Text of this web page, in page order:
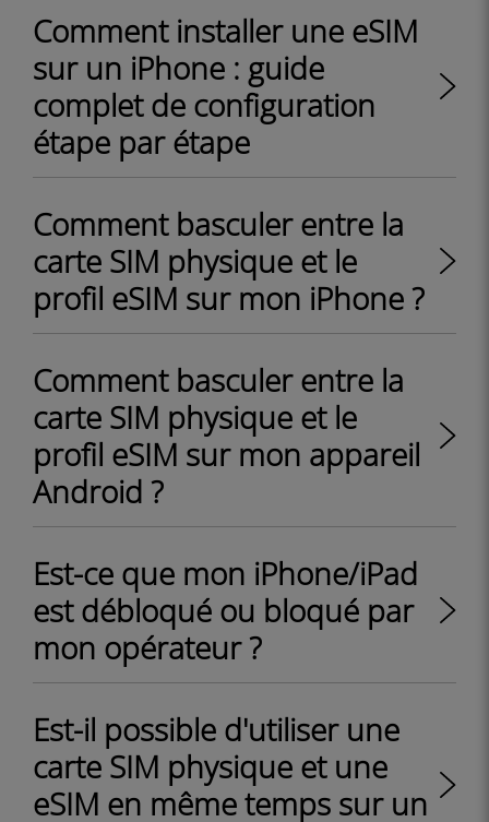
Comment installer une eSIM
sur un iPhone : guide
complet de configuration
étape par étape
Comment basculer entre la
carte SIM physique et le
profil eSIM sur mon iPhone ?
Comment basculer entre la
carte SIM physique et le
profil eSIM sur mon appareil
Android ?
Est-ce que mon iPhone/iPad
est débloqué ou bloqué par
mon opérateur ?
Est-il possible d'utiliser une
carte SIM physique et une
eSIM en même temps sur un